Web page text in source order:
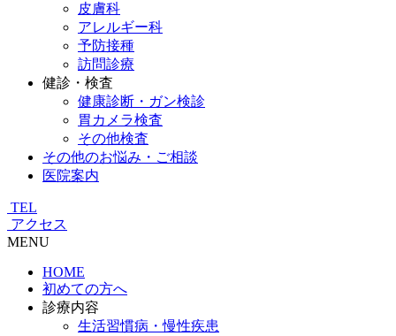
皮膚科
アレルギー科
予防接種
訪問診療
健診・検査
健康診断・ガン検診
胃カメラ検査
その他検査
その他のお悩み・ご相談
医院案内
TEL
アクセス
MENU
HOME
初めての方へ
診療内容
生活習慣病・慢性疾患